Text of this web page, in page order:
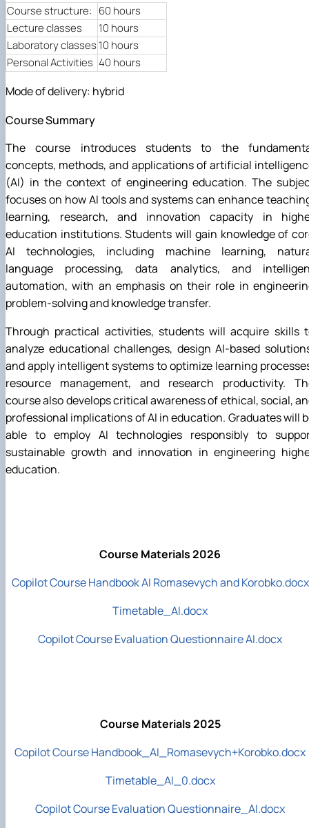
Mentoring of master's students of the ONP
Agroengineering in June
Successful certification of master's
in the specialty 208 "Agricultur…
Students’ and teachers’ success in COPILOT
course "Robotic systems in sustainab…
Digital Twins Open Lecture
3D Visualization and Urban Design lecture
Future engineers completed AI-referred
Modern Applications and Services Practical
Course structure: 60 hours
Lecture classes
10 hours
Laboratory classes10 hours
Personal Activities 40 hours
Mode of delivery: hybrid
Course Summary
The course introduces students to the
concepts, methods, and applications of artificial
(AI) in the context of engineering education. The
focuses on how AI tools and systems can enhance
learning, research, and innovation capacity in
education institutions. Students will gain knowledge of
AI technologies, including machine learning,
language processing, data analytics, and
automation, with an emphasis on their role in
problem-solving and knowledge transfer.
Through practical activities, students will acquire skills
analyze educational challenges, design AI-based
and apply intelligent systems to optimize learning
resource management, and research productivity.
course also develops critical awareness of ethical, social,
professional implications of AI in education. Graduates will
able to employ AI technologies responsibly to
sustainable growth and innovation in engineering
education.
Course Materials 2026
Copilot Course Handbook AI Romasevych and Korobko.docx
Timetable_AI.docx
Copilot Course Evaluation Questionnaire AI.docx
Course Materials 2025
Copilot Course Handbook_AI_Romasevych+Korobko.docx
Timetable_AI_0.docx
Copilot Course Evaluation Questionnaire_AI.docx